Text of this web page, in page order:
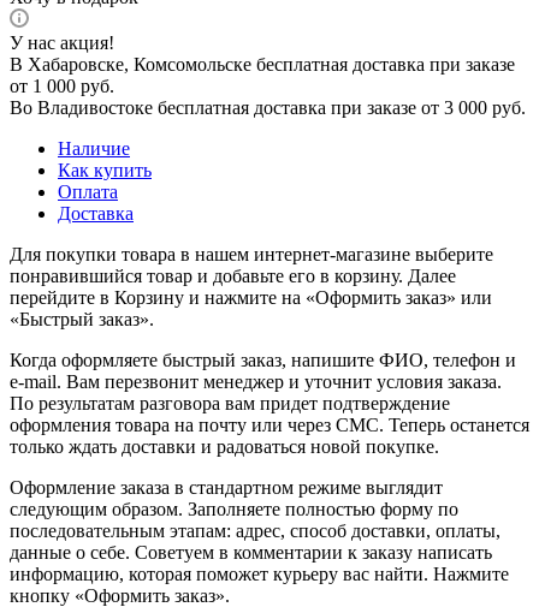
У нас акция!
В Хабаровске, Комсомольске бесплатная доставка при заказе
от 1 000 руб.
Во Владивостоке бесплатная доставка при заказе от 3 000 руб.
Наличие
Как купить
Оплата
Доставка
Для покупки товара в нашем интернет-магазине выберите
понравившийся товар и добавьте его в корзину. Далее
перейдите в Корзину и нажмите на «Оформить заказ» или
«Быстрый заказ».
Когда оформляете быстрый заказ, напишите ФИО, телефон и
e-mail. Вам перезвонит менеджер и уточнит условия заказа.
По результатам разговора вам придет подтверждение
оформления товара на почту или через СМС. Теперь останется
только ждать доставки и радоваться новой покупке.
Оформление заказа в стандартном режиме выглядит
следующим образом. Заполняете полностью форму по
последовательным этапам: адрес, способ доставки, оплаты,
данные о себе. Советуем в комментарии к заказу написать
информацию, которая поможет курьеру вас найти. Нажмите
кнопку «Оформить заказ».